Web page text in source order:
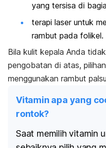
yang tersisa di
terapi laser untuk
rambut pada folikel.
Bila kulit kepala Anda
pengobatan di atas,
menggunakan rambut
Vitamin apa yang
rontok?
Saat memilih vitamin